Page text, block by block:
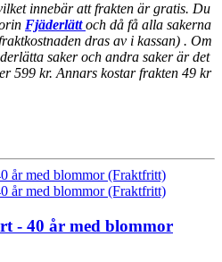
innebär att frakten är gratis. Du
Fjäderlättoch då få alla sakerna
dras av i kassan) . Om
saker och andra saker är det
599 kr. Annars kostar frakten 49 kr
- 40 år med blommor